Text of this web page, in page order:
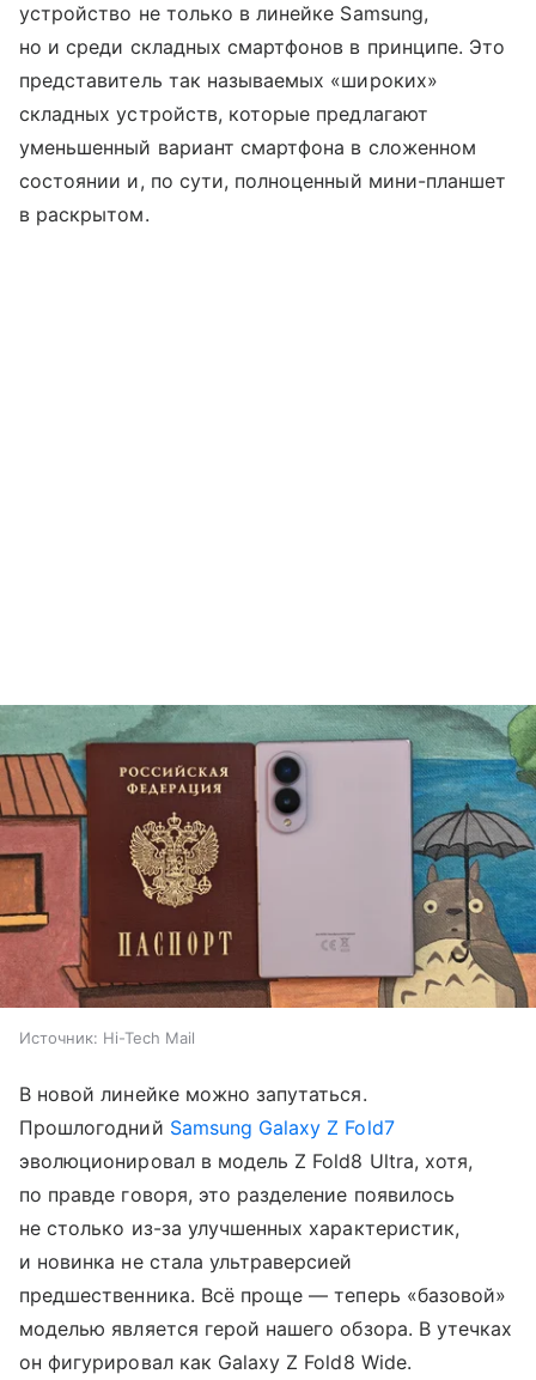
устройство не только в линейке Samsung,
но и среди складных смартфонов в принципе. Это
представитель так называемых «широких»
складных устройств, которые предлагают
уменьшенный вариант смартфона в сложенном
состоянии и, по сути, полноценный мини-планшет
в раскрытом.
Источник: Hi-Tech Mail
В новой линейке можно запутаться.
Прошлогодний Samsung Galaxy Z Fold7
эволюционировал в модель Z Fold8 Ultra, хотя,
по правде говоря, это разделение появилось
не столько из-за улучшенных характеристик,
и новинка не стала ультраверсией
предшественника. Всё проще — теперь «базовой»
моделью является герой нашего обзора. В утечках
он фигурировал как Galaxy Z Fold8 Wide.